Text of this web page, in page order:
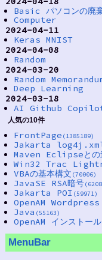
Basic パソコンの廃
Computer
2024-04-11
Keras MNIST
2024-04-08
Random
2024-03-20
Random
Deep Learning
2024-03-18
AI Github
人気の10件
FrontPage (1385189)
Jakarta log4j.xml
Maven Eclipseとの
Win32 Trac
VBAの基本構文 (70006)
JavaSE RSA暗号
Jakarta POI (59971)
OpenAM
Java (55163)
OpenAM インストール
MenuBar